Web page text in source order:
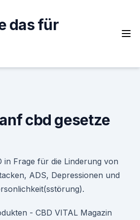
das für
cbd gesetze
in Frage für die Linderung von
ADS, Depressionen und
- CBD VITAL Magazin